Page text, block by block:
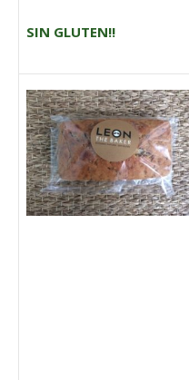
SIN GLUTEN!!